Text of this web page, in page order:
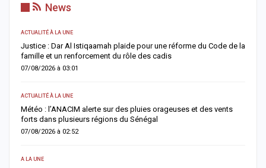
News
À LA UNE
: Dar Al Istiqaamah plaide pour une réforme du Code de la
et un renforcement du rôle des cadis
08/2026 à 03:01
À LA UNE
: l’ANACIM alerte sur des pluies orageuses et des vents
dans plusieurs régions du Sénégal
08/2026 à 02:52
HLM